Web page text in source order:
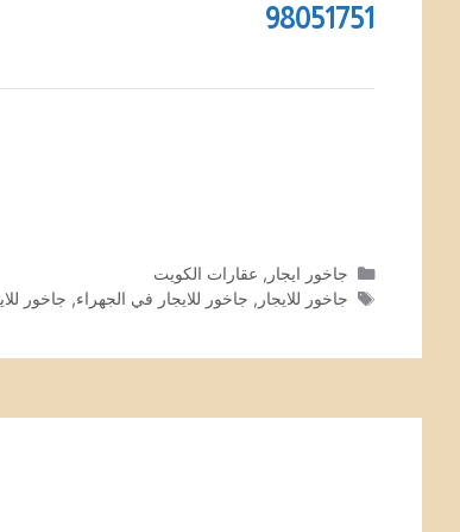
98051751
التصنيفات
جاخور ايجار , عقارات الكويت
الوسوم
جاخور للايجار , جاخور للايجار في الجهراء, جاخور